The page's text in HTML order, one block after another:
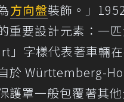
方向盤裝飾。」
重要設計元素：一
」字樣代表著車輛
於 Württemberg-
護罩一般包覆著其他